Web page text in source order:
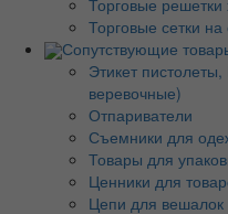
Торговые
Торговые сетки
Сопутствующие
Этикет
веревочные)
Отпариватели
Съемники для
Товары для
Ценники для
Цепи для вешалок